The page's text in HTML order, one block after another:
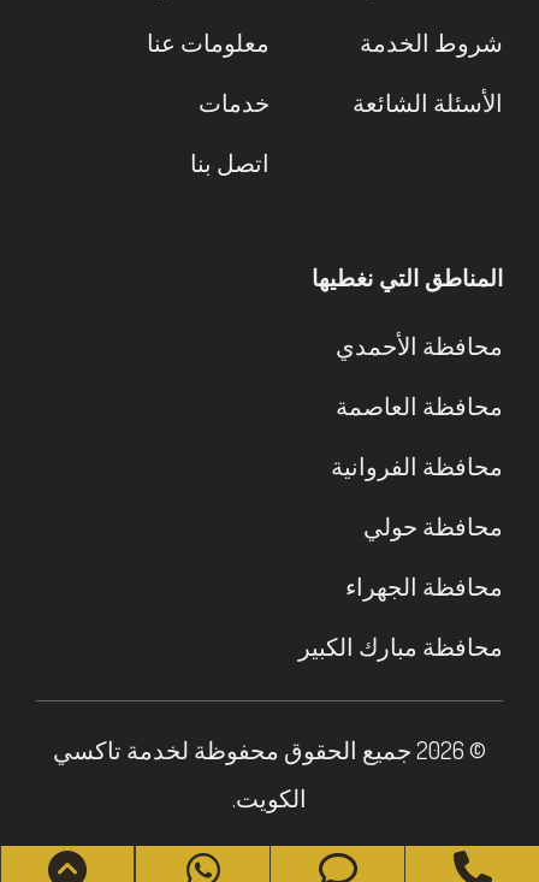
شروط الخدمة
الأسئلة الشائعة
معلومات عنا
خدمات
اتصل بنا
المناطق التي نغطيها
محافظة الأحمدي
محافظة العاصمة
محافظة الفروانية
محافظة حولي
محافظة الجهراء
محافظة مبارك الكبير
© 2026 جميع الحقوق محفوظة لخدمة تاكسي
الكويت.
Phone
WhatsApp